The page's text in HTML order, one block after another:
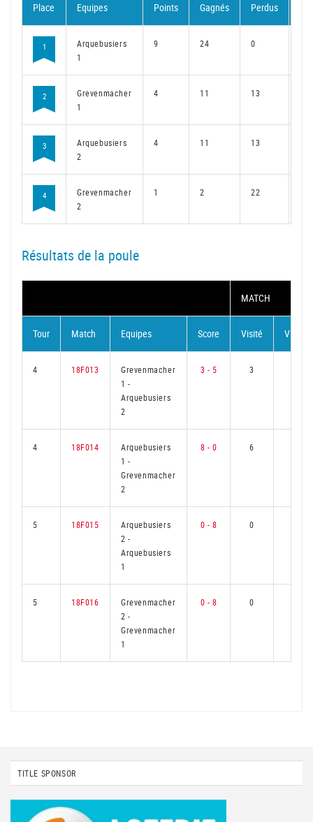
Place Equipes Points Gagnés Perdus
1
Arquebusiers
1
9 24 0
2
Grevenmacher
1
4 11 13
3
Arquebusiers
2
4 11 13
4
Grevenmacher
2
1 2 22
Résultats de la poule
MATCH
Tour Match Equipes Score Visité Visiteur
4 18F013
Grevenmacher
1-
Arquebusiers
2
3 - 5 3
4 18F014
Arquebusiers
1-
Grevenmacher
2
8 - 0 6
5 18F015
Arquebusiers
2-
Arquebusiers
1
0 - 8 0
5 18F016
Grevenmacher
2-
Grevenmacher
1
0 - 8 0
TITLE SPONSOR